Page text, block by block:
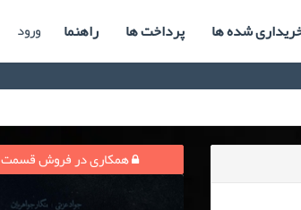
شده ها پرداخت ها راهنما ورود
همکاری در فروش قسمت 7 وحشی